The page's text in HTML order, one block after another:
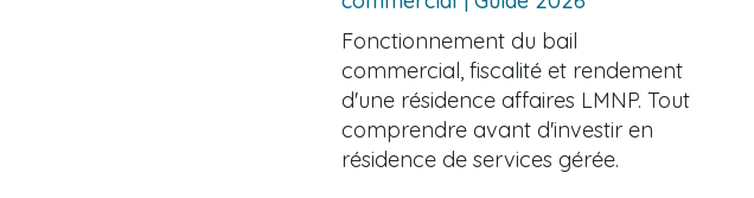
Fonctionnement du bail
commercial, fiscalité et rendement
d'une résidence affaires LMNP. Tout
comprendre avant d'investir en
résidence de services gérée.